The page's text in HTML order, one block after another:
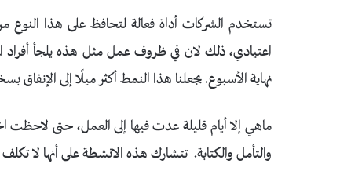
اعتيادي، ذلك لان في ظروف عمل مثل هذه يلجأ أفراد
نهاية الأسبوع. يجعلنا هذا النمط أكثر ميلًا إلى
ماهي إلا أيام قليلة عدت فيها إلى العمل، حتى لاحظت
والتأمل والكتابة. تتشارك هذه الانشطة على أنها لا